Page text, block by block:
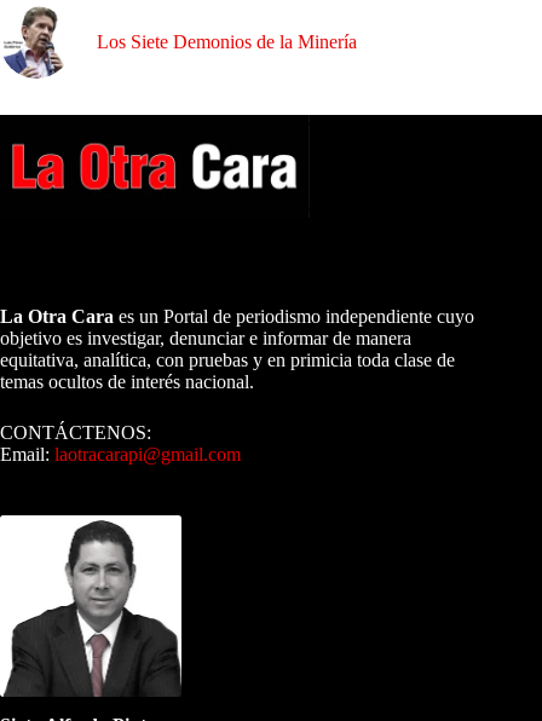
Los Siete Demonios de la Minería
La Otra Cara es un Portal de periodismo independiente cuyo
objetivo es investigar, denunciar e informar de manera
equitativa, analítica, con pruebas y en primicia toda clase de
temas ocultos de interés nacional.
CONTÁCTENOS:
Email: laotracarapi@gmail.com